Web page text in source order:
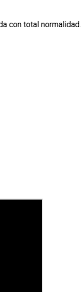
con total normalidad.